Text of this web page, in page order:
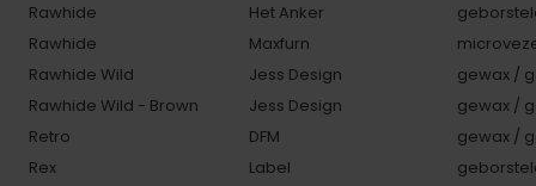
Rawhide
Het Anker
Rawhide
Maxfurn
Rawhide Wild
Jess Design
gewax /
Rawhide Wild - Brown
Jess Design
gewax /
Retro
DFM
gewax /
Rex
Label